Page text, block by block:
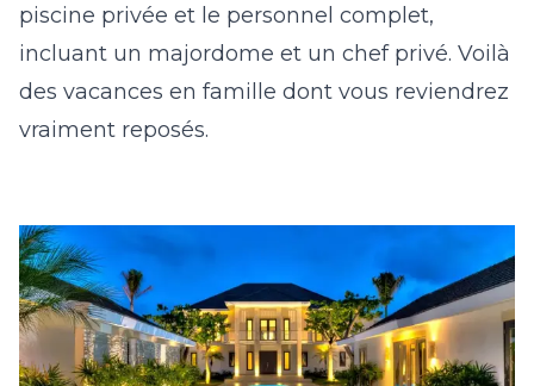
piscine privée et le personnel complet,
incluant un majordome et un chef privé. Voilà
des vacances en famille dont vous reviendrez
vraiment reposés.